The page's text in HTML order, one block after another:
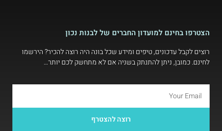
הצטרפו בחינם למועדון החברים של לבנות נכון
רוצים לקבל עדכונים, טיפים ומידע שכל בונה היה רוצה להכיר? הירשמו
לחינם. כמובן, ניתן להתנתק בשניה אם לא מתחשק לכם יותר…
רוצה להצטרף